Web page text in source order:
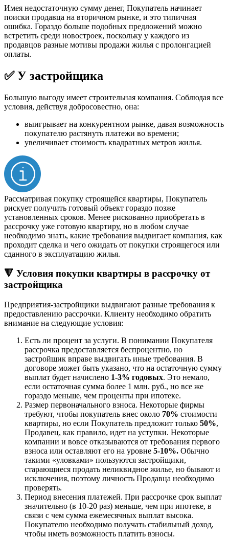
Имея недостаточную сумму денег, Покупатель начинает
поиски продавца на вторичном рынке, и это типичная
ошибка. Гораздо больше подобных предложений можно
встретить среди новостроек, поскольку у каждого из
продавцов разные мотивы продажи жилья с пролонгацией
оплаты.
✅ У застройщика
Большую выгоду имеет строительная компания. Соблюдая все
условия, действуя добросовестно, она:
выигрывает на конкурентном рынке, давая возможность
покупателю растянуть платежи во времени;
увеличивает стоимость квадратных метров жилья.
Рассматривая покупку строящейся квартиры, Покупатель
рискует получить готовый объект гораздо позже
установленных сроков. Менее рискованно приобретать в
рассрочку уже готовую квартиру, но в любом случае
необходимо знать, какие требования выдвигает компания, как
проходит сделка и чего ожидать от покупки строящегося или
сданного в эксплуатацию жилья.
🔻 Условия покупки квартиры в рассрочку от
застройщика
Предприятия-застройщики выдвигают разные требования к
предоставлению рассрочки. Клиенту необходимо обратить
внимание на следующие условия:
Есть ли процент за услуги. В понимании Покупателя
рассрочка предоставляется беспроцентно, но
застройщик вправе выдвигать иные требования. В
договоре может быть указано, что на остаточную сумму
выплат будет начислено 1-3% годовых. Это немало,
если остаточная сумма более 1 млн. руб., но все же
гораздо меньше, чем проценты при ипотеке.
Размер первоначального взноса. Некоторые фирмы
требуют, чтобы покупатель внес около 70% стоимости
квартиры, но если Покупатель предложит только 50%,
Продавец, как правило, идет на уступки. Некоторые
компании и вовсе отказываются от требования первого
взноса или оставляют его на уровне 5-10%. Обычно
такими «уловками» пользуются застройщики,
старающиеся продать неликвидное жилье, но бывают и
исключения, поэтому личность Продавца необходимо
проверять.
Период внесения платежей. При рассрочке срок выплат
значительно (в 10-20 раз) меньше, чем при ипотеке, в
связи с чем сумма ежемесячных выплат высока.
Покупателю необходимо получать стабильный доход,
чтобы иметь возможность платить взносы.